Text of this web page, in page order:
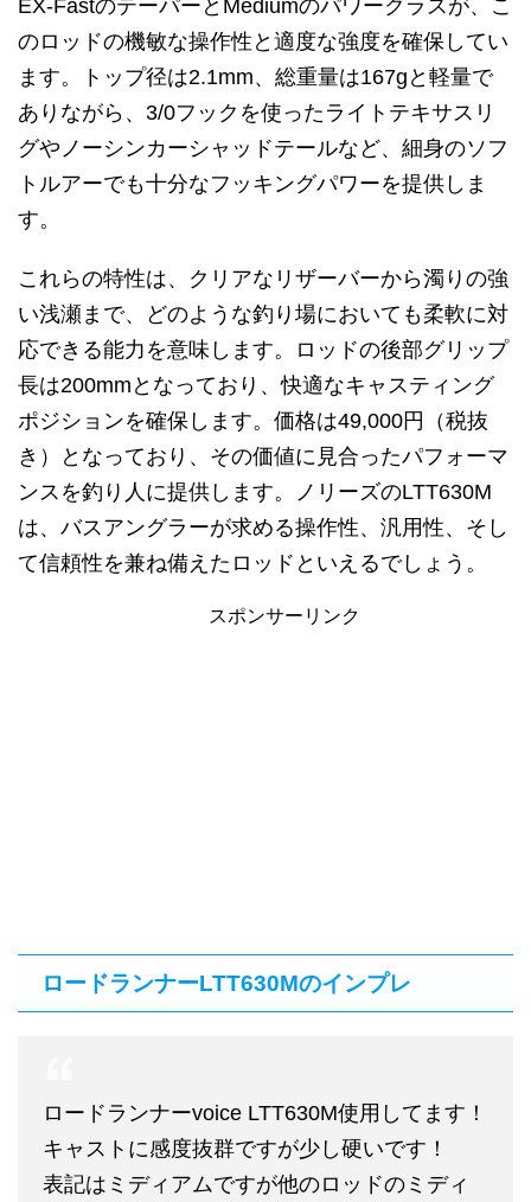
EX-FastのテーパーとMediumのパワークラスが、こ
のロッドの機敏な操作性と適度な強度を確保してい
ます。トップ径は2.1mm、総重量は167gと軽量で
ありながら、3/0フックを使ったライトテキサスリ
グやノーシンカーシャッドテールなど、細身のソフ
トルアーでも十分なフッキングパワーを提供しま
す。
これらの特性は、クリアなリザーバーから濁りの強
い浅瀬まで、どのような釣り場においても柔軟に対
応できる能力を意味します。ロッドの後部グリップ
長は200mmとなっており、快適なキャスティング
ポジションを確保します。価格は49,000円（税抜
き）となっており、その価値に見合ったパフォーマ
ンスを釣り人に提供します。ノリーズのLTT630M
は、バスアングラーが求める操作性、汎用性、そし
て信頼性を兼ね備えたロッドといえるでしょう。
スポンサーリンク
ロードランナーLTT630Mのインプレ
ロードランナーvoice LTT630M使用してます！
キャストに感度抜群ですが少し硬いです！
表記はミディアムですが他のロッドのミディ